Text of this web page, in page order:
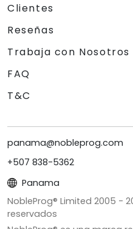
Clientes
Reseñas
Trabaja con Nosotros
FAQ
T&C
panama@nobleprog.com
+507 838-5362
Panama
NobleProg® Limited 2005 -
reservados